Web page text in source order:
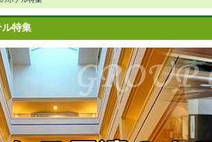
ル特集